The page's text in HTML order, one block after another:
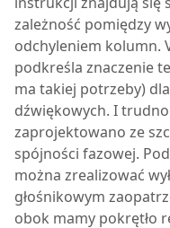
zależność pomiędzy
odchyleniem kolumn.
podkreśla znaczenie
ma takiej potrzeby)
dźwiękowych. I
zaprojektowano ze
spójności fazowej.
można zrealizować
głośnikowym
obok mamy pokrętło